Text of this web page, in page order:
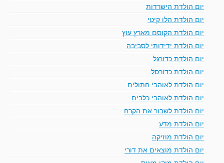
יום הולדת הישרדות
יום הולדת הלו קיטי
יום הולדת הקוסם מארץ עוץ
יום הולדת ידידותי לסביבה
יום הולדת כדורגל
יום הולדת כדורסל
יום הולדת לאוהבי חתולים
יום הולדת לאוהבי כלבים
יום הולדת לשבור את הקרח
יום הולדת מדע
יום הולדת מוזיקה
יום הולדת מוצאים את דורי